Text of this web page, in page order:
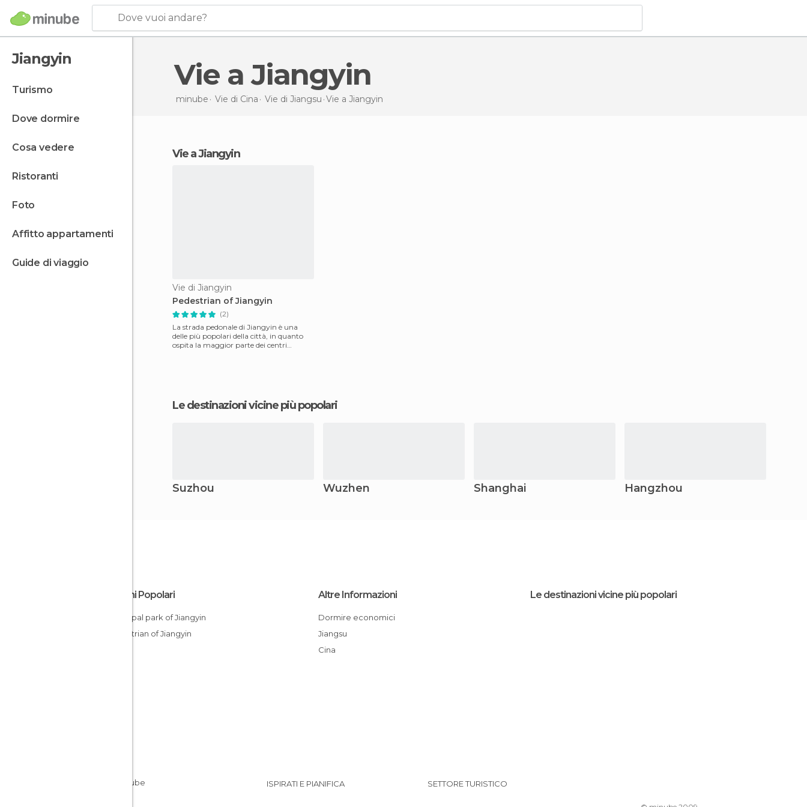
Dove vuoi andare?
Jiangyin
turismo
dove dormire
cosa vedere
ristoranti
foto
affitto appartamenti
guide di viaggio
Vie a Jiangyin
minube Vie di Cina Vie di Jiangsu Vie a Jiangyin
vie a Jiangyin
Vie di Jiangyin
Pedestrian of Jiangyin
(2)
La strada pedonale di Jiangyin è una
delle più popolari della città, in quanto
ospita la maggior parte dei centri
Le destinazioni vicine più popolari
Suzhou Wuzhen Shanghai Hangzhou
Luoghi Popolari
Municipal park of Jiangyin
Pedestrian of Jiangyin
Altre Informazioni
Dormire economici
Jiangsu
Cina
Le destinazioni vicine più popolari
ISPIRATI E PIANIFICA SETTORE TURISTICO